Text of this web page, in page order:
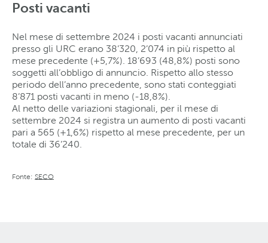
Posti vacanti
Nel mese di settembre 2024 i posti vacanti annunciati
presso gli URC erano 38’320, 2’074 in più rispetto al
mese precedente (+5,7%). 18’693 (48,8%) posti sono
soggetti all’obbligo di annuncio. Rispetto allo stesso
periodo dell’anno precedente, sono stati conteggiati
8’871 posti vacanti in meno (-18,8%).
Al netto delle variazioni stagionali, per il mese di
settembre 2024 si registra un aumento di posti vacanti
pari a 565 (+1,6%) rispetto al mese precedente, per un
totale di 36’240.
Fonte: SECO